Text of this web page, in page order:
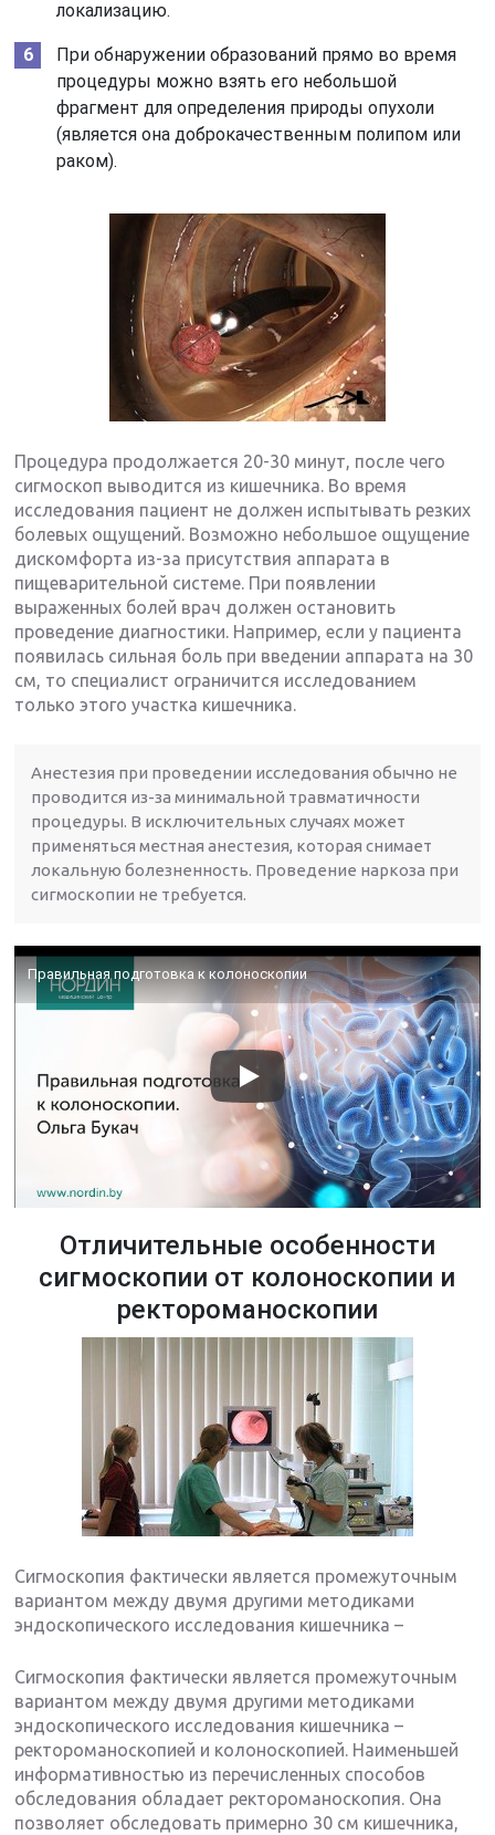
локализацию.
При обнаружении образований прямо во время
процедуры можно взять его небольшой
фрагмент для определения природы опухоли
(является она доброкачественным полипом или
раком).
Процедура продолжается 20-30 минут, после чего
сигмоскоп выводится из кишечника. Во время
исследования пациент не должен испытывать резких
болевых ощущений. Возможно небольшое ощущение
дискомфорта из-за присутствия аппарата в
пищеварительной системе. При появлении
выраженных болей врач должен остановить
проведение диагностики. Например, если у пациента
появилась сильная боль при введении аппарата на 30
см, то специалист ограничится исследованием
только этого участка кишечника.
Анестезия при проведении исследования обычно не
проводится из-за минимальной травматичности
процедуры. В исключительных случаях может
применяться местная анестезия, которая снимает
локальную болезненность. Проведение наркоза при
сигмоскопии не требуется.
Правильная подготовка к колоноскопии
Отличительные особенности
сигмоскопии от колоноскопии и
ректороманоскопии
Сигмоскопия фактически является промежуточным
вариантом между двумя другими методиками
эндоскопического исследования кишечника –
Сигмоскопия фактически является промежуточным
вариантом между двумя другими методиками
эндоскопического исследования кишечника –
ректороманоскопией и колоноскопией. Наименьшей
информативностью из перечисленных способов
обследования обладает ректороманоскопия. Она
позволяет обследовать примерно 30 см кишечника,